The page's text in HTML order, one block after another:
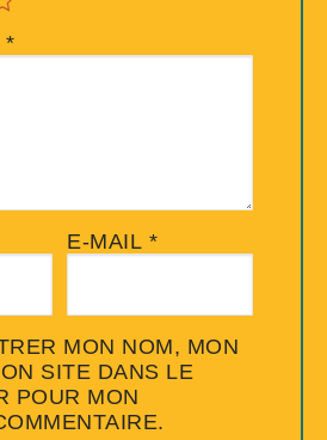
*
E-MAIL *
MON NOM, MON
SITE DANS LE
POUR MON